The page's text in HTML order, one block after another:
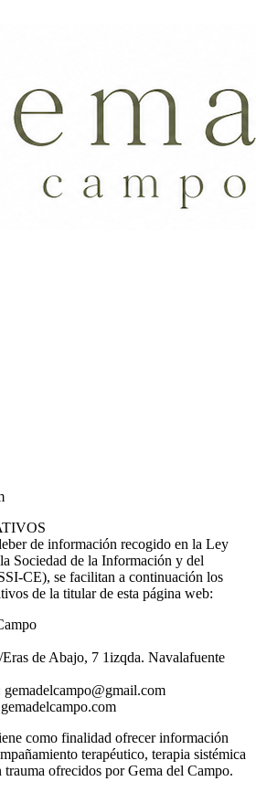
de información recogido en la Ley
Sociedad de la Información y del
CE), se facilitan a continuación los
de la titular de esta página web:
de Abajo, 7 1izqda. Navalafuente
como finalidad ofrecer información
terapéutico, terapia sistémica
trauma ofrecidos por Gema del Campo.